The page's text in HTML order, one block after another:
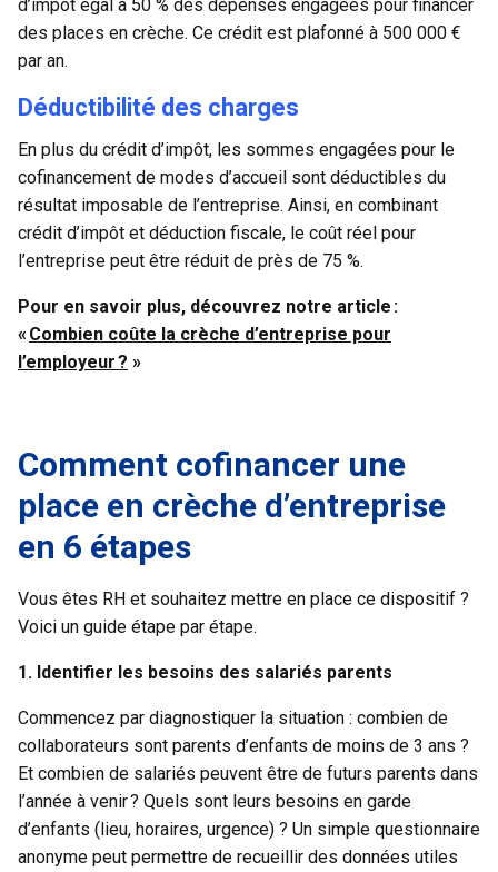
d’impôt égal à 50 % des dépenses engagées pour financer
des places en crèche. Ce crédit est plafonné à 500 000 €
par an.
Déductibilité des charges
En plus du crédit d’impôt, les sommes engagées pour le
cofinancement de modes d’accueil sont déductibles du
résultat imposable de l’entreprise. Ainsi, en combinant
crédit d’impôt et déduction fiscale, le coût réel pour
l’entreprise peut être réduit de près de 75 %.
Pour en savoir plus, découvrez notre article :
« Combien coûte la crèche d’entreprise pour
l’employeur ? »
Comment cofinancer une
place en crèche d’entreprise
en 6 étapes
Vous êtes RH et souhaitez mettre en place ce dispositif ?
Voici un guide étape par étape.
1. Identifier les besoins des salariés parents
Commencez par diagnostiquer la situation : combien de
collaborateurs sont parents d’enfants de moins de 3 ans ?
Et combien de salariés peuvent être de futurs parents dans
l’année à venir ? Quels sont leurs besoins en garde
d’enfants (lieu, horaires, urgence) ? Un simple questionnaire
anonyme peut permettre de recueillir des données utiles